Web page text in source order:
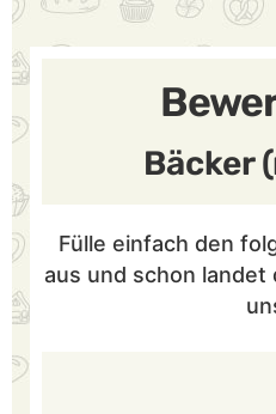
Bäcker
Fülle einfach den
aus und schon landet